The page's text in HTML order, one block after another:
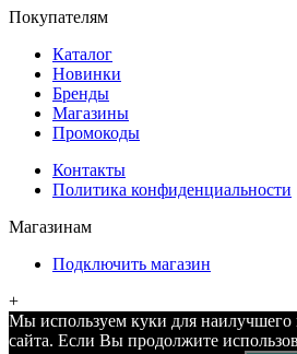
Покупателям
Каталог
Новинки
Бренды
Магазины
Промокоды
Контакты
Политика конфиденциальности
Магазинам
Подключить магазин
+
Мы используем куки для наилучшего
сайта. Если Вы продолжите